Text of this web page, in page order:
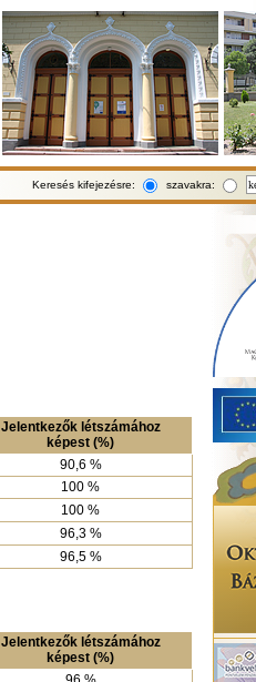
Keresés kifejezésre: szavakra:
Jelentkezők létszámához
képest (%)
90,6 %
100 %
100 %
96,3 %
96,5 %
Jelentkezők létszámához
képest (%)